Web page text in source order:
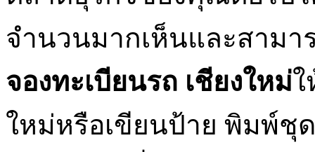
จำนวนมากเห็นและสามา
จองทะเบียนรถ เชียงใหม่
ใหม่หรือเขียนป้าย พิมพ์ชุ